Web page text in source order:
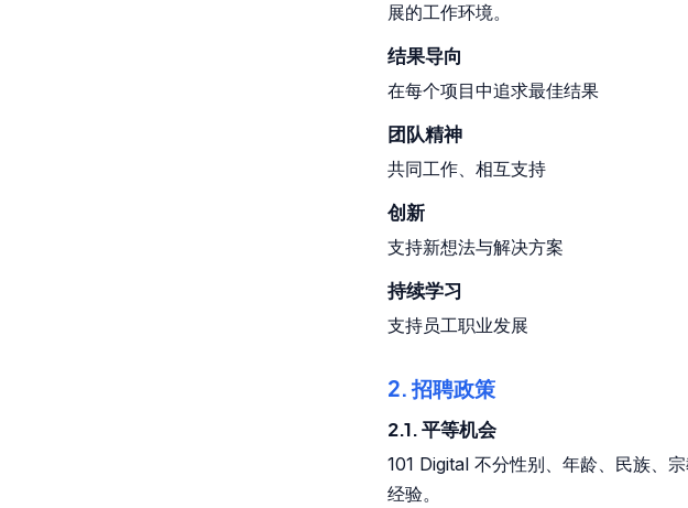
展的工作环境。
结果导向
在每个项目中追求最佳结果
团队精神
共同工作、相互支持
创新
支持新想法与解决方案
持续学习
支持员工职业发展
2. 招聘政策
2.1. 平等机会
101 Digital 不分性别、年龄、民族、
经验。